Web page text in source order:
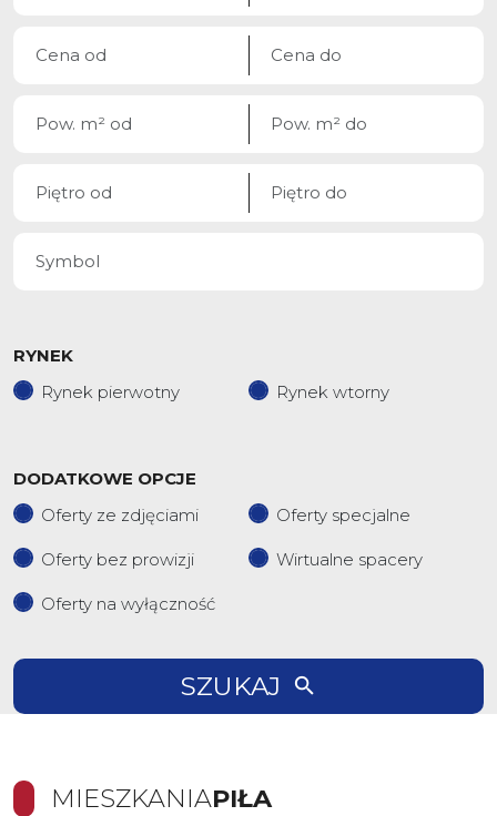
RYNEK
Rynek pierwotny
Rynek wtorny
DODATKOWE OPCJE
Oferty ze zdjęciami
Oferty specjalne
Oferty bez prowizji Wirtualne spacery
Oferty na wyłączność
SZUKAJ
MIESZKANIAPIŁA